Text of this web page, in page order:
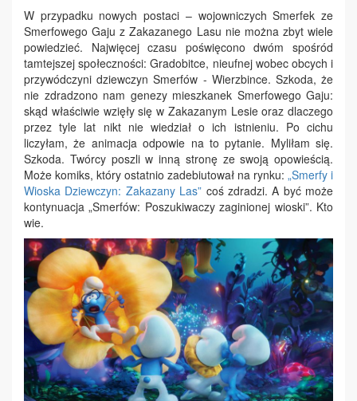
W przypadku nowych postaci – wojowniczych Smerfek ze
Smerfowego Gaju z Zakazanego Lasu nie można zbyt wiele
powiedzieć. Najwięcej czasu poświęcono dwóm spośród
tamtejszej społeczności: Gradobitce, nieufnej wobec obcych i
przywódczyni dziewczyn Smerfów - Wierzbince. Szkoda, że
nie zdradzono nam genezy mieszkanek Smerfowego Gaju:
skąd właściwie wzięły się w Zakazanym Lesie oraz dlaczego
przez tyle lat nikt nie wiedział o ich istnieniu. Po cichu
liczyłam, że animacja odpowie na to pytanie. Myliłam się.
Szkoda. Twórcy poszli w inną stronę ze swoją opowieścią.
Może komiks, który ostatnio zadebiutował na rynku: „Smerfy i
Wioska Dziewczyn: Zakazany Las” coś zdradzi. A być może
kontynuacja „Smerfów: Poszukiwaczy zaginionej wioski”. Kto
wie.